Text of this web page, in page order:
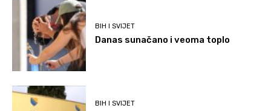
BIH I SVIJET
Danas sunačano i veoma toplo
BIH I SVIJET